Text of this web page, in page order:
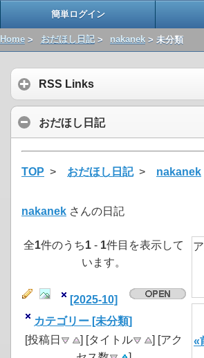
簡単ログイン
Home > おだほし日記> nakanek > 未分類
RSS Links
おだほし日記
TOP > おだほし日記> nakanek
nakanek さんの日記
全1件のうち1 - 1件目を表示して
います。
[2025-10]
カテゴリー [未分類]
[投稿日
] [タイトル
] [アク
«